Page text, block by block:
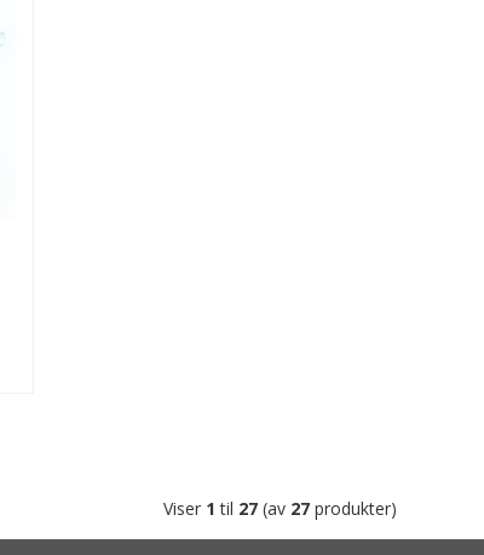
Viser 1 til 27 (av 27 produkter)